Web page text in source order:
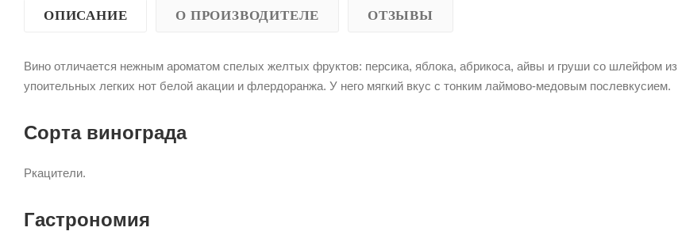
ОПИСАНИЕ О ПРОИЗВОДИТЕЛЕ ОТЗЫВЫ
Вино отличается нежным ароматом спелых желтых фруктов: персика, яблока, абрикоса, айвы и груши со шлейфом из
упоительных легких нот белой акации и флердоранжа. У него мягкий вкус с тонким лаймово-медовым послевкусием.
Сорта винограда
Ркацители.
Гастрономия